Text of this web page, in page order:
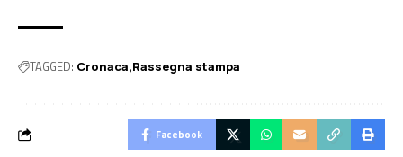
TAGGED: Cronaca Rassegna stampa
Facebook